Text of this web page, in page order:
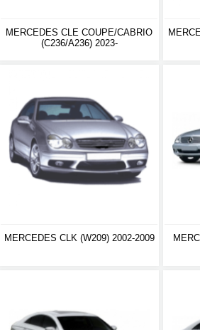
MERCEDES CLE COUPE/CABRIO
(C236/A236) 2023-
MERCEDES CLK (W209) 2002-2009